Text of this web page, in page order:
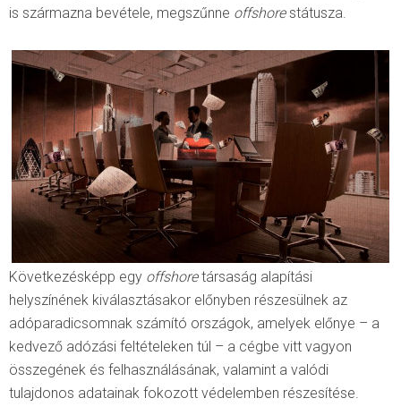
is származna bevétele, megszűnne offshorestátusza.
Következésképp egy offshoretársaság alapítási
helyszínének kiválasztásakor előnyben részesülnek az
adóparadicsomnak számító országok, amelyek előnye – a
kedvező adózási feltételeken túl – a cégbe vitt vagyon
összegének és felhasználásának, valamint a valódi
tulajdonos adatainak fokozott védelemben részesítése.